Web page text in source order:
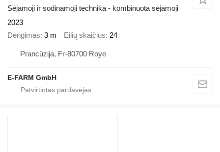
Sėjamoji ir sodinamoji technika - kombinuota sėjamoji
2023
Dengimas 3 m Eilių skaičius 24
Prancūzija, Fr-80700 Roye
E-FARM GmbH